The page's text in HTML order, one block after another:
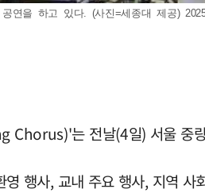
연을 하고 있다. (사진=세종대 제공)
는 전날(4일) 서울 중
행사, 교내 주요 행사, 지역